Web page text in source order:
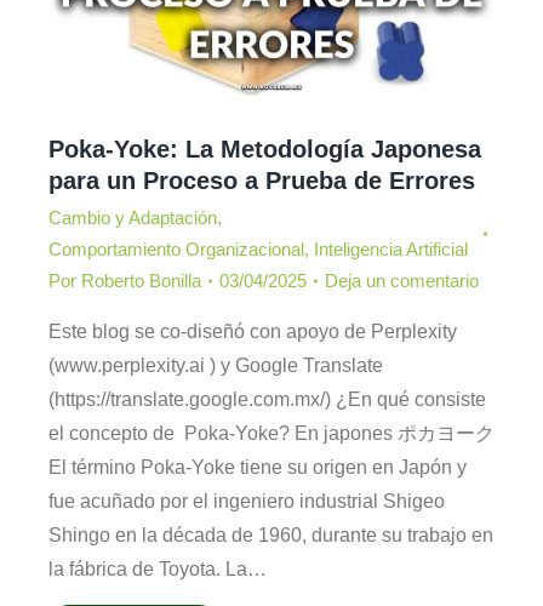
Poka-Yoke: La Metodología Japonesa
para un Proceso a Prueba de Errores
Cambio y Adaptación,
Comportamiento Organizacional, Inteligencia Artificial
Por Roberto Bonilla 03/04/2025 Deja un comentario
Este blog se co-diseñó con apoyo de Perplexity
(www.perplexity.ai ) y Google Translate
(https://translate.google.com.mx/) ¿En qué consiste
el concepto de Poka-Yoke? En japones ポカヨーク
El término Poka-Yoke tiene su origen en Japón y
fue acuñado por el ingeniero industrial Shigeo
Shingo en la década de 1960, durante su trabajo en
la fábrica de Toyota. La…